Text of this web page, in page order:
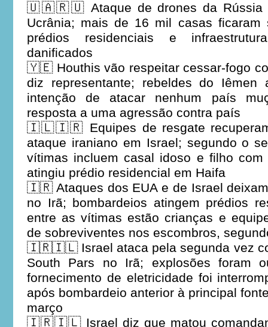
🇺🇦🇷🇺 Ataque de drones da Rússia
Ucrânia; mais de 16 mil casas ficaram
prédios residenciais e
danificados
🇾🇪 Houthis vão respeitar cessar-fogo
diz representante; rebeldes do Iêmen
intenção de atacar nenhum país
resposta a uma agressão contra país
🇮🇱🇮🇷 Equipes de resgate
ataque iraniano em Israel; segundo o
vítimas incluem casal idoso e filho com
atingiu prédio residencial em Haifa
🇮🇷 Ataques dos EUA e de Israel
no Irã; bombardeios atingem prédios
entre as vítimas estão crianças e
de sobreviventes nos escombros,
🇮🇷🇮🇱 Israel ataca pela segunda vez
South Pars no Irã; explosões foram
fornecimento de eletricidade foi
após bombardeio anterior à principal
março
🇮🇷🇮🇱 Israel diz que matou